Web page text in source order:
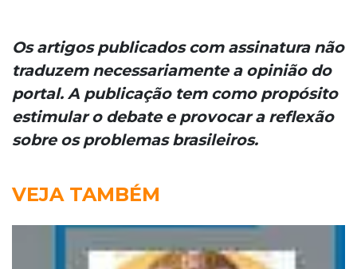
Os artigos publicados com assinatura não
traduzem necessariamente a opinião do
portal. A publicação tem como propósito
estimular o debate e provocar a reflexão
sobre os problemas brasileiros.
VEJA TAMBÉM